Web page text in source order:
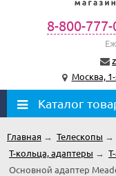
8-800-
Москва,
Каталог
Главная → Телескопы →
Т-кольца, адаптеры →
Основной адаптер